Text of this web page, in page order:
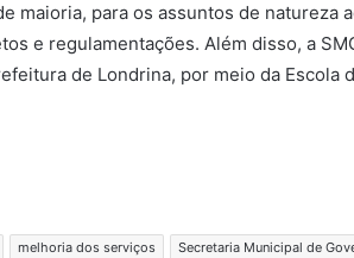
maioria, para os assuntos de
e regulamentações. Além disso, a
de Londrina, por meio da Escola
melhoria dos serviços Secretaria Municipal de